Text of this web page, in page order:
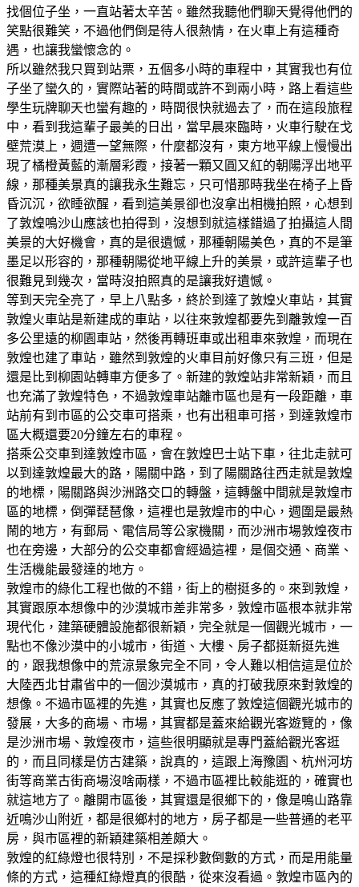
找個位子坐，一直站著太辛苦。雖然我聽他們聊天覺得他們的
笑點很難笑，不過他們倒是待人很熱情，在火車上有這種奇
遇，也讓我蠻懷念的。
所以雖然我只買到站票，五個多小時的車程中，其實我也有位
子坐了蠻久的，實際站著的時間或許不到兩小時，路上看這些
學生玩牌聊天也蠻有趣的，時間很快就過去了，而在這段旅程
中，看到我這輩子最美的日出，當早晨來臨時，火車行駛在戈
壁荒漠上，週遭一望無際，什麼都沒有，東方地平線上慢慢出
現了橘橙黃藍的漸層彩霞，接著一顆又圓又紅的朝陽浮出地平
線，那種美景真的讓我永生難忘，只可惜那時我坐在椅子上昏
昏沉沉，欲睡欲醒，看到這美景卻也沒拿出相機拍照，心想到
了敦煌鳴沙山應該也拍得到，沒想到就這樣錯過了拍攝這人間
美景的大好機會，真的是很遺憾，那種朝陽美色，真的不是筆
墨足以形容的，那種朝陽從地平線上升的美景，或許這輩子也
很難見到幾次，當時沒拍照真的是讓我好遺憾。
等到天完全亮了，早上八點多，終於到達了敦煌火車站，其實
敦煌火車站是新建成的車站，以往來敦煌都要先到離敦煌一百
多公里遠的柳園車站，然後再轉班車或出租車來敦煌，而現在
敦煌也建了車站，雖然到敦煌的火車目前好像只有三班，但是
還是比到柳園站轉車方便多了。新建的敦煌站非常新穎，而且
也充滿了敦煌特色，不過敦煌車站離市區也是有一段距離，車
站前有到市區的公交車可搭乘，也有出租車可搭，到達敦煌市
區大概還要20分鐘左右的車程。
搭乘公交車到達敦煌市區，會在敦煌巴士站下車，往北走就可
以到達敦煌最大的路，陽關中路，到了陽關路往西走就是敦煌
的地標，陽關路與沙洲路交口的轉盤，這轉盤中間就是敦煌市
區的地標，倒彈琵琶像，這裡也是敦煌市的中心，週圍是最熱
鬧的地方，有郵局、電信局等公家機關，而沙洲市場敦煌夜市
也在旁邊，大部分的公交車都會經過這裡，是個交通、商業、
生活機能最發達的地方。
敦煌市的綠化工程也做的不錯，街上的樹挺多的。來到敦煌，
其實跟原本想像中的沙漠城市差非常多，敦煌市區根本就非常
現代化，建築硬體設施都很新穎，完全就是一個觀光城市，一
點也不像沙漠中的小城市，街道、大樓、房子都挺新挺先進
的，跟我想像中的荒涼景象完全不同，令人難以相信這是位於
大陸西北甘肅省中的一個沙漠城市，真的打破我原來對敦煌的
想像。不過市區裡的先進，其實也反應了敦煌這個觀光城市的
發展，大多的商場、市場，其實都是蓋來給觀光客遊覽的，像
是沙洲市場、敦煌夜市，這些很明顯就是專門蓋給觀光客逛
的，而且同樣是仿古建築，說真的，這跟上海豫園、杭州河坊
街等商業古街商場沒啥兩樣，不過市區裡比較能逛的，確實也
就這地方了。離開市區後，其實還是很鄉下的，像是鳴山路靠
近鳴沙山附近，都是很鄉村的地方，房子都是一些普通的老平
房，與市區裡的新穎建築相差頗大。
敦煌的紅綠燈也很特別，不是採秒數倒數的方式，而是用能量
條的方式，這種紅綠燈真的很酷，從來沒看過。敦煌市區內的